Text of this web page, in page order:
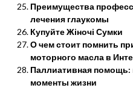
Преимущества
лечения глаукомы
Купуйте Жіночі Сумки
О чем стоит помнить
моторного масла в
Паллиативная помощь:
моменты жизни